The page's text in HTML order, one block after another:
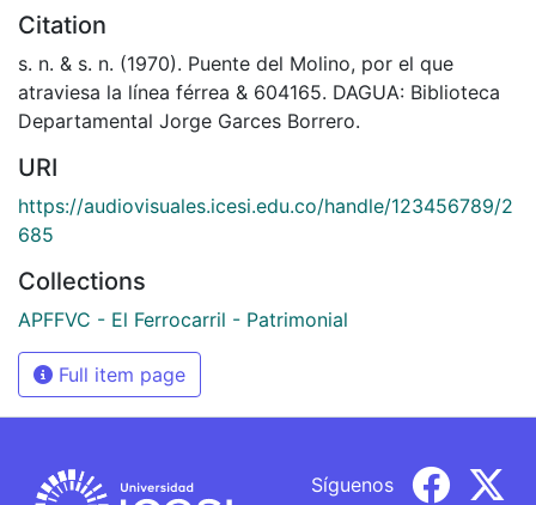
Citation
s. n. & s. n. (1970). Puente del Molino, por el que
atraviesa la línea férrea & 604165. DAGUA: Biblioteca
Departamental Jorge Garces Borrero.
URI
https://audiovisuales.icesi.edu.co/handle/123456789/2
685
Collections
APFFVC - El Ferrocarril - Patrimonial
Full item page
Síguenos